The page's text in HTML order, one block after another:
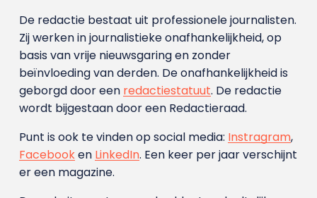
De redactie bestaat uit professionele journalisten.
Zij werken in journalistieke onafhankelijkheid, op
basis van vrije nieuwsgaring en zonder
beïnvloeding van derden. De onafhankelijkheid is
geborgd door een redactiestatuut. De redactie
wordt bijgestaan door een Redactieraad.
Punt is ook te vinden op social media: Instragram,
Facebooken LinkedIn. Een keer per jaar verschijnt
er een magazine.